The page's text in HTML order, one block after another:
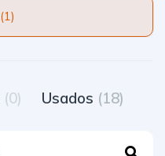
Filtros (1)
(0) Usados (18)